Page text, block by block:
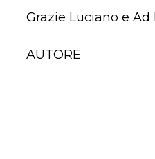
Grazie Luciano e Ad
AUTORE